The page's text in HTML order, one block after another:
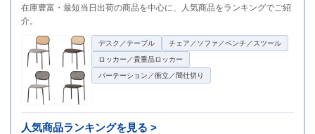
在庫豊富・最短当日出荷の商品を中心に、人気商品をランキングでご紹
介。
デスク／テーブル チェア／ソファ／ベンチ／スツール
ロッカー／貴重品ロッカー
パーテーション／衝立／間仕切り
人気商品ランキングを見る >